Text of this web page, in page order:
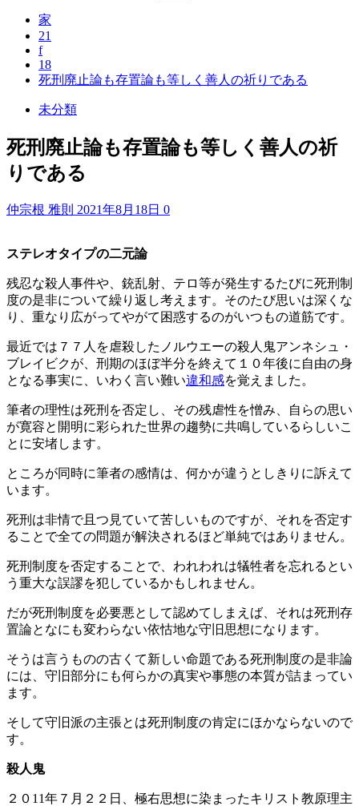
家
21
f
18
死刑廃止論も存置論も等しく善人の祈りである
未分類
死刑廃止論も存置論も等しく善人の祈
りである
仲宗根 雅則 2021年8月18日 0
ステレオタイプの二元論
残忍な殺人事件や、銃乱射、テロ等が発生するたびに死刑制
度の是非について繰り返し考えます。そのたび思いは深くな
り、重なり広がってやがて困惑するのがいつもの道筋です。
最近では７７人を虐殺したノルウエーの殺人鬼アンネシュ・
ブレイビクが、刑期のほぼ半分を終えて１０年後に自由の身
となる事実に、いわく言い難い違和感を覚えました。
筆者の理性は死刑を否定し、その残虐性を憎み、自らの思い
が寛容と開明に彩られた世界の趨勢に共鳴しているらしいこ
とに安堵します。
ところが同時に筆者の感情は、何かが違うとしきりに訴えて
います。
死刑は非情で且つ見ていて苦しいものですが、それを否定す
ることで全ての問題が解決されるほど単純ではありません。
死刑制度を否定することで、われわれは犠牲者を忘れるとい
う重大な誤謬を犯しているかもしれません。
だが死刑制度を必要悪として認めてしまえば、それは死刑存
置論となにも変わらない依怙地な守旧思想になります。
そうは言うものの古くて新しい命題である死刑制度の是非論
には、守旧部分にも何らかの真実や事態の本質が詰まってい
ます。
そして守旧派の主張とは死刑制度の肯定にほかならないので
す。
殺人鬼
２０11年７月２２日、極右思想に染まったキリスト教原理主